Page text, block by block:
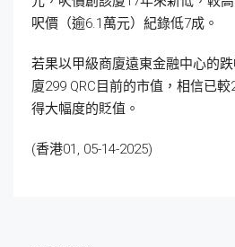
呎價（逾6.1萬元）紀錄低7成。
若果以甲級商廈遠東金融中心的
廈299 QRC目前的市值，相信已
得大幅度的貶值。
(香港01, 05-14-2025)